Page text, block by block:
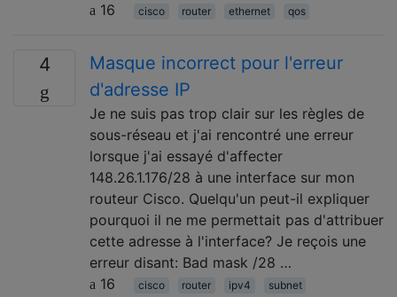
16
cisco router ethernet qos
4
Masque incorrect pour l'erreur
d'adresse IP
Je ne suis pas trop clair sur les règles de
sous-réseau et j'ai rencontré une erreur
lorsque j'ai essayé d'affecter
148.26.1.176/28 à une interface sur mon
routeur Cisco. Quelqu'un peut-il expliquer
pourquoi il ne me permettait pas d'attribuer
cette adresse à l'interface? Je reçois une
erreur disant: Bad mask /28 …
16
cisco router ipv4 subnet